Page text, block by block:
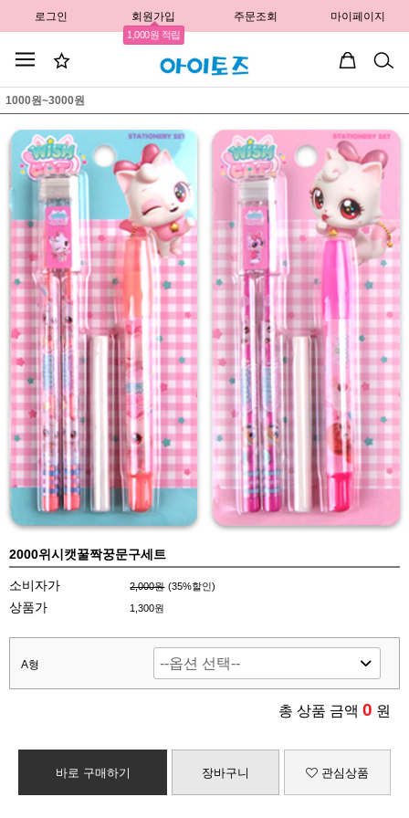
로그인 회원가입
1,000원 적립
주문조회 마이페이지
1000원~3000원
2000위시캣꿀짝꿍문구세트
소비자가 2,000원 (35%할인)
상품가 1,300원
A형
총 상품 금액 0 원
바로 구매하기 장바구니 관심상품